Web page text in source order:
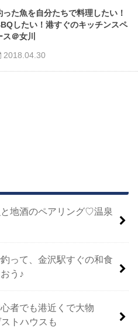
った魚を自分たちで料理したい！
したい！港すぐのキッチンスペ
ス＠女川
2018.04.30
と地酒のペアリング♡温泉
って、金沢駅すぐの和食
う♪
者でも港近くで大物
トハウスも